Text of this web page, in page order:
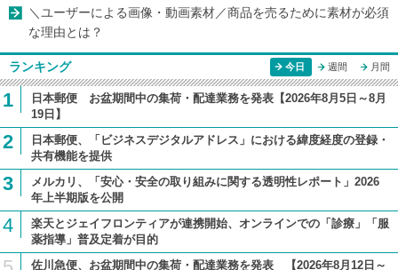
＼ユーザーによる画像・動画素材／商品を売るために素材が必須
な理由とは？
ランキング 今日 週間 月間
1
日本郵便 お盆期間中の集荷・配達業務を発表【2026年8月5日～8月
19日】
2
日本郵便、「ビジネスデジタルアドレス」における緯度経度の登録・
共有機能を提供
3
メルカリ、「安心・安全の取り組みに関する透明性レポート」2026
年上半期版を公開
4
楽天とジェイフロンティアが連携開始、オンラインでの「診療」「服
薬指導」普及定着が目的
佐川急便、お盆期間中の集荷・配達業務を発表 【2026年8月12日～